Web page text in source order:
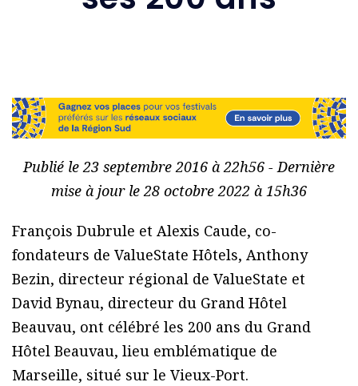
Publié le 23 septembre 2016 à 22h56 - Dernière
mise à jour le 28 octobre 2022 à 15h36
François Dubrule et Alexis Caude, co-
fondateurs de ValueState Hôtels, Anthony
Bezin, directeur régional de ValueState et
David Bynau, directeur du Grand Hôtel
Beauvau, ont célébré les 200 ans du Grand
Hôtel Beauvau, lieu emblématique de
Marseille, situé sur le Vieux-Port.